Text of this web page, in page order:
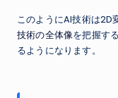
このようにAI技術は2D
技術の全体像を把握す
るようになります。